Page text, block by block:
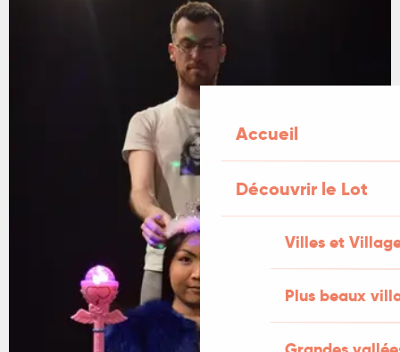
Accueil
Découvrir le Lot
Villes et
Plus beaux